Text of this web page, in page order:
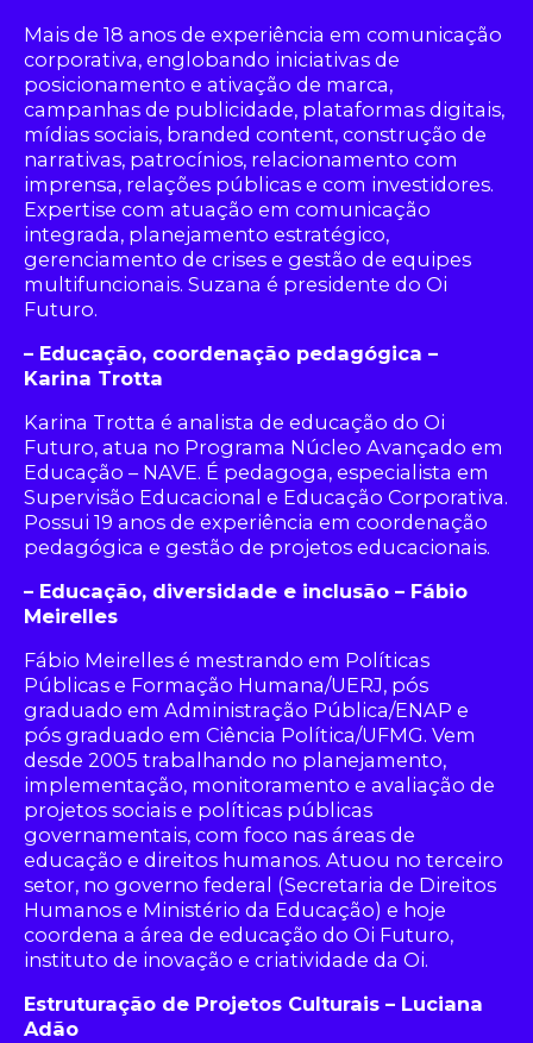
Mais de 18 anos de experiência em comunicação
corporativa, englobando iniciativas de
posicionamento e ativação de marca,
campanhas de publicidade, plataformas digitais,
mídias sociais, branded content, construção de
narrativas, patrocínios, relacionamento com
imprensa, relações públicas e com investidores.
Expertise com atuação em comunicação
integrada, planejamento estratégico,
gerenciamento de crises e gestão de equipes
multifuncionais. Suzana é presidente do Oi
Futuro.
– Educação, coordenação pedagógica –
Karina Trotta
Karina Trotta é analista de educação do Oi
Futuro, atua no Programa Núcleo Avançado em
Educação – NAVE. É pedagoga, especialista em
Supervisão Educacional e Educação Corporativa.
Possui 19 anos de experiência em coordenação
pedagógica e gestão de projetos educacionais.
– Educação, diversidade e inclusão – Fábio
Meirelles
Fábio Meirelles é mestrando em Políticas
Públicas e Formação Humana/UERJ, pós
graduado em Administração Pública/ENAP e
pós graduado em Ciência Política/UFMG. Vem
desde 2005 trabalhando no planejamento,
implementação, monitoramento e avaliação de
projetos sociais e políticas públicas
governamentais, com foco nas áreas de
educação e direitos humanos. Atuou no terceiro
setor, no governo federal (Secretaria de Direitos
Humanos e Ministério da Educação) e hoje
coordena a área de educação do Oi Futuro,
instituto de inovação e criatividade da Oi.
Estruturação de Projetos Culturais – Luciana
Adão